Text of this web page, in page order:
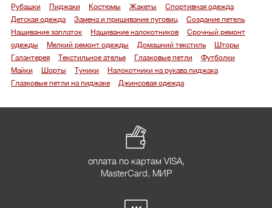
Рубашки
Пиджаки Костюмы Жакеты
Спортивная одежда
Детская одежда
Замена и пришивание пуговиц
Создание петель
Нашивание заплаток
Нашивание налокотников
Срочный ремонт
одежды
Мелкий ремонт одежды Домашний текстиль
Шторы
Галантерея
Текстильное ателье Глазковые петли
Футболки
Майки
Шорты Туники
Налокотники на рукава пиджака
Глазковые петли на пиджаке
Джинсовая одежда
оплата по картам VISA,
MasterCard, МИР